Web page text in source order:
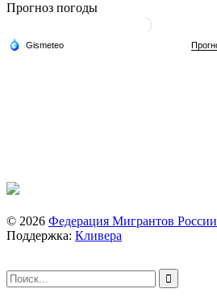
Прогноз погоды
© 2026 Федерация Мигрантов России
Поддержка: Кливера